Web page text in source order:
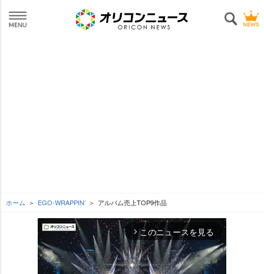
ホーム EGO-WRAPPIN’ アルバム売上TOP9作品
arrow_forward_ios このニュースを見る